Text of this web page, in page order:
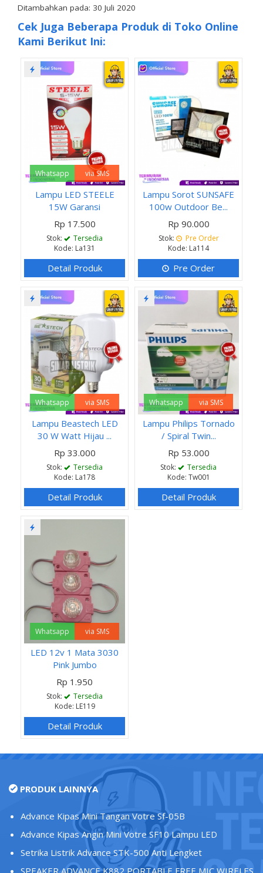
Ditambahkan pada: 30 Juli 2020
Cek Juga Beberapa Produk di Toko Online
Kami Berikut Ini:
Whatsapp via SMS
Lampu LED STEELE
15W Garansi
Rp 17.500
Stok:
Tersedia
Kode: La131
Detail Produk
Lampu Sorot SUNSAFE
100w Outdoor Be...
Rp 90.000
Stok:
Pre Order
Kode: La114
Pre Order
Whatsapp via SMS
Lampu Beastech LED
30 W Watt Hijau ...
Rp 33.000
Stok:
Tersedia
Kode: La178
Detail Produk
Whatsapp via SMS
Lampu Philips Tornado
/ Spiral Twin...
Rp 53.000
Stok:
Tersedia
Kode: Tw001
Detail Produk
Whatsapp via SMS
LED 12v 1 Mata 3030
Pink Jumbo
Rp 1.950
Stok:
Tersedia
Kode: LE119
Detail Produk
PRODUK LAINNYA
Advance Kipas Mini Tangan Votre Sf-05B
Advance Kipas Angin Mini Votre SF10 Lampu LED
Setrika Listrik Advance STK-500 Anti Lengket
SPEAKER ADVANCE K882 PORTABLE FREE MIC WIRELES